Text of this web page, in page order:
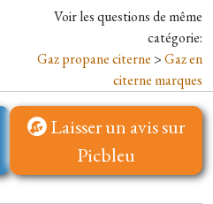
Voir les questions de même
catégorie:
Gaz propane citerne >Gaz en
citerne marques
Laisser un avis sur
Picbleu